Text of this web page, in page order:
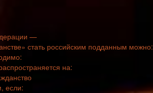
—
стать российским подданным можно:
на:
если: